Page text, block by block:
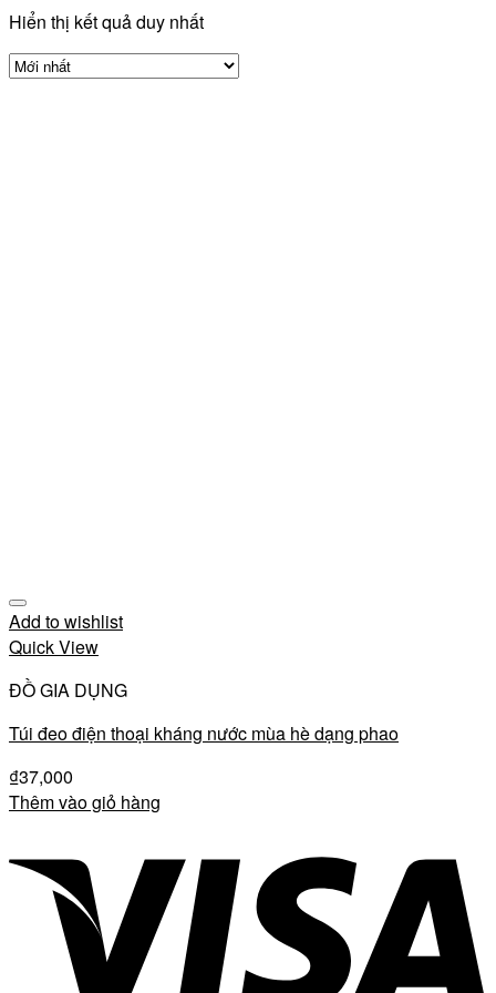
Hiển thị kết quả duy nhất
Add to wishlist
Quick View
ĐỒ GIA DỤNG
Túi đeo điện thoại kháng nước mùa hè dạng phao
₫37,000
Thêm vào giỏ hàng